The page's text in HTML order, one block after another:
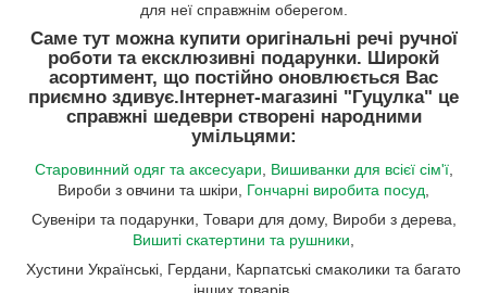
для неї справжнім оберегом.
Саме тут можна купити оригінальні речі ручної
роботи та ексклюзивні подарунки. Широкй
асортимент, що постійно оновлюється Вас
приємно здивує. Інтернет-магазині "Гуцулка" це
справжні шедеври створені народними
умільцями:
Старовинний одяг та аксесуари Вишиванки для всієї сім'ї,
Вироби з овчини та шкіри,
Гончарні виробита посуд
Сувеніри та подарунки, Товари для дому, Вироби з дерева,
Вишиті скатертини та рушники
Хустини Українські, Гердани, Карпатські смаколики та багато